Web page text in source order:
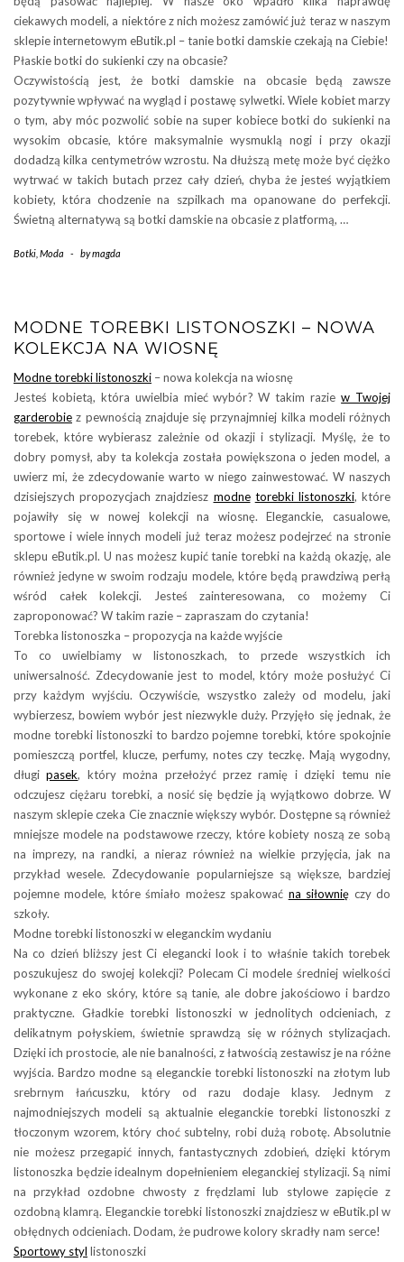
ciekawych modeli, a niektóre z nich możesz zamówić już teraz w naszym
sklepie internetowym eButik.pl – tanie botki damskie czekają na Ciebie!
Płaskie botki do sukienki czy na obcasie?
Oczywistością jest, że botki damskie na obcasie będą zawsze
pozytywnie wpływać na wygląd i postawę sylwetki. Wiele kobiet marzy
o tym, aby móc pozwolić sobie na super kobiece botki do sukienki na
wysokim obcasie, które maksymalnie wysmuklą nogi i przy okazji
dodadzą kilka centymetrów wzrostu. Na dłuższą metę może być ciężko
wytrwać w takich butach przez cały dzień, chyba że jesteś wyjątkiem
kobiety, która chodzenie na szpilkach ma opanowane do perfekcji.
Świetną alternatywą są botki damskie na obcasie z platformą, …
Botki Moda - bymagda
MODNE TOREBKI LISTONOSZKI – NOWA
KOLEKCJA NA WIOSNĘ
Modne torebki listonoszki – nowa kolekcja na wiosnę
Jesteś kobietą, która uwielbia mieć wybór? W takim raziew Twojej
garderobie z pewnością znajduje się przynajmniej kilka modeli różnych
torebek, które wybierasz zależnie od okazji i stylizacji. Myślę, że to
dobry pomysł, aby ta kolekcja została powiększona o jeden model, a
uwierz mi, że zdecydowanie warto w niego zainwestować. W naszych
dzisiejszych propozycjach znajdziesz modne torebki listonoszki, które
pojawiły się w nowej kolekcji na wiosnę. Eleganckie, casualowe,
sportowe i wiele innych modeli już teraz możesz podejrzeć na stronie
sklepu eButik.pl. U nas możesz kupić tanie torebki na każdą okazję, ale
również jedyne w swoim rodzaju modele, które będą prawdziwą perłą
wśród całek kolekcji. Jesteś zainteresowana, co możemy Ci
zaproponować? W takim razie – zapraszam do czytania!
Torebka listonoszka – propozycja na każde wyjście
To co uwielbiamy w listonoszkach, to przede wszystkich ich
uniwersalność. Zdecydowanie jest to model, który może posłużyć Ci
przy każdym wyjściu. Oczywiście, wszystko zależy od modelu, jaki
wybierzesz, bowiem wybór jest niezwykle duży. Przyjęło się jednak, że
modne torebki listonoszki to bardzo pojemne torebki, które spokojnie
pomieszczą portfel, klucze, perfumy, notes czy teczkę. Mają wygodny,
długipasek, który można przełożyć przez ramię i dzięki temu nie
odczujesz ciężaru torebki, a nosić się będzie ją wyjątkowo dobrze. W
naszym sklepie czeka Cie znacznie większy wybór. Dostępne są również
mniejsze modele na podstawowe rzeczy, które kobiety noszą ze sobą
na imprezy, na randki, a nieraz również na wielkie przyjęcia, jak na
przykład wesele. Zdecydowanie popularniejsze są większe, bardziej
pojemne modele, które śmiało możesz spakować na siłownię czy do
szkoły.
Modne torebki listonoszki w eleganckim wydaniu
Na co dzień bliższy jest Ci elegancki look i to właśnie takich torebek
poszukujesz do swojej kolekcji? Polecam Ci modele średniej wielkości
wykonane z eko skóry, które są tanie, ale dobre jakościowo i bardzo
praktyczne. Gładkie torebki listonoszki w jednolitych odcieniach, z
delikatnym połyskiem, świetnie sprawdzą się w różnych stylizacjach.
Dzięki ich prostocie, ale nie banalności, z łatwością zestawisz je na różne
wyjścia. Bardzo modne są eleganckie torebki listonoszki na złotym lub
srebrnym łańcuszku, który od razu dodaje klasy. Jednym z
najmodniejszych modeli są aktualnie eleganckie torebki listonoszki z
tłoczonym wzorem, który choć subtelny, robi dużą robotę. Absolutnie
nie możesz przegapić innych, fantastycznych zdobień, dzięki którym
listonoszka będzie idealnym dopełnieniem eleganckiej stylizacji. Są nimi
na przykład ozdobne chwosty z frędzlami lub stylowe zapięcie z
ozdobną klamrą. Eleganckie torebki listonoszki znajdziesz w eButik.pl w
obłędnych odcieniach. Dodam, że pudrowe kolory skradły nam serce!
Sportowy styl listonoszki